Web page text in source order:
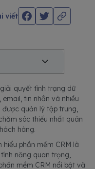
viết
quyết tình trạng dữ
tin nhắn và nhiều
được quản lý tập trung,
sóc thiếu nhất quán
hàng.
hiểu phần mềm CRM là
năng quan trọng,
mềm CRM nổi bật và